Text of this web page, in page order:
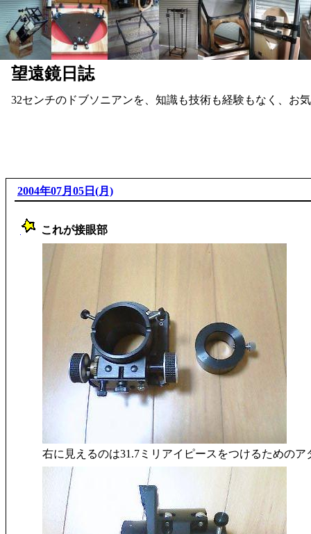
望遠鏡日誌
32センチのドブソニアンを、知識も技術も経験もなく、お
2004年07月05日(月)
これが接眼部
右に見えるのは31.7ミリアイピースをつけるためのア